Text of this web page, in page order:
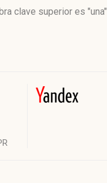
clave superior es "una"